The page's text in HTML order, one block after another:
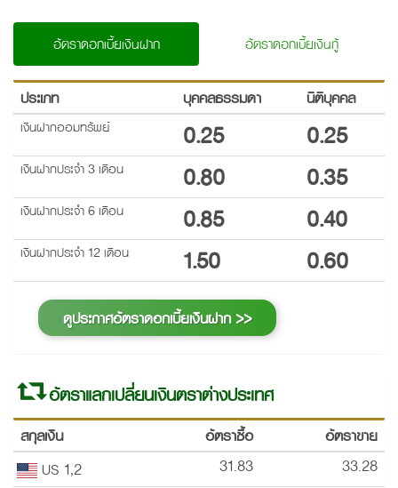
อัตราดอกเบี้ยเงินฝาก อัตราดอกเบี้ยเงินกู้
ประเภท บุคคลธรรมดา นิติบุคคล
เงินฝากออมทรัพย์ 0.25 0.25
เงินฝากประจำ 3 เดือน 0.80 0.35
เงินฝากประจำ 6 เดือน 0.85 0.40
เงินฝากประจำ 12 เดือน 1.50 0.60
ดูประกาศอัตราดอกเบี้ยเงินฝาก >>
อัตราแลกเปลี่ยนเงินตราต่างประเทศ
สกุลเงิน อัตราซื้อ
อัตราขาย
US 1,2
31.83
33.28